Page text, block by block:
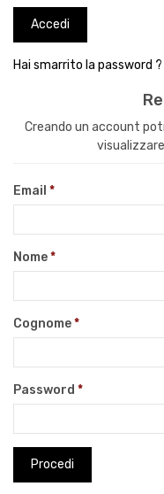
Hai smarrito la password ?
Creando un account
Email
Nome
Cognome
Password